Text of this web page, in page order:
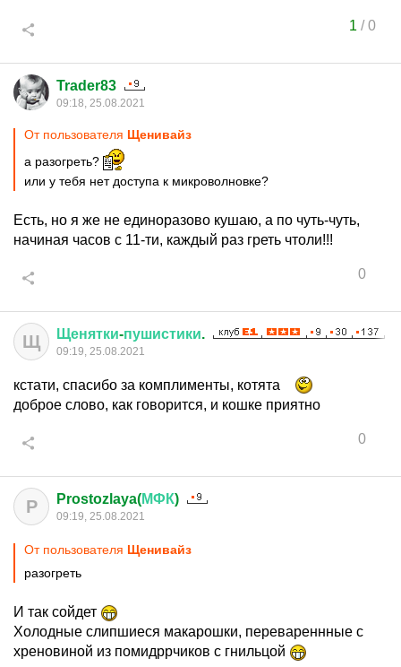
1 /0
Trader83
09:18, 25.08.2021
От пользователя Щенивайз
а разогреть?
или у тебя нет доступа к микроволновке?
Есть, но я же не единоразово кушаю, а по чуть-чуть,
начиная часов с 11-ти, каждый раз греть чтоли!!!
0
Щ Щенятки-пушистики.
09:19, 25.08.2021
кстати, спасибо за комплименты, котята
доброе слово, как говорится, и кошке приятно
0
P Prostozlaya(МФК)
09:19, 25.08.2021
От пользователя Щенивайз
разогреть
И так сойдет
Холодные слипшиеся макарошки, перевареннные с
хреновиной из помидррчиков с гнильцой